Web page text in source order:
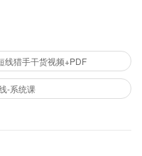
线猎手干货视频+PDF
-系统课